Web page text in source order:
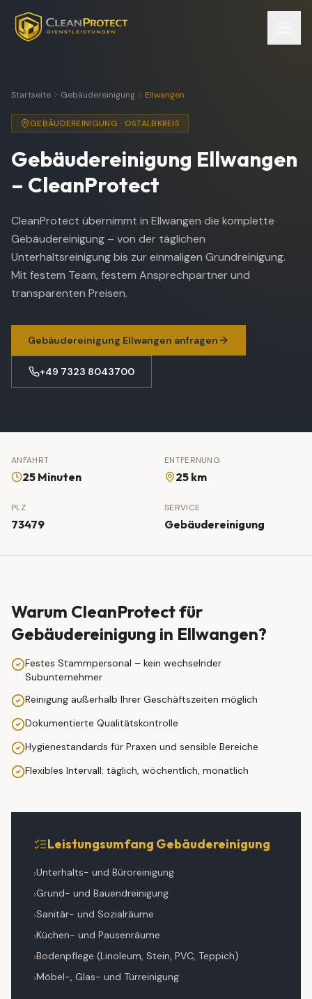
Startseite Gebäudereinigung Ellwangen
GEBÄUDEREINIGUNG · OSTALBKREIS
Gebäudereinigung Ellwangen
– CleanProtect
CleanProtect übernimmt in Ellwangen die komplette
Gebäudereinigung – von der täglichen
Unterhaltsreinigung bis zur einmaligen Grundreinigung.
Mit festem Team, festem Ansprechpartner und
transparenten Preisen.
Gebäudereinigung Ellwangen anfragen
+49 7323 8043700
ANFAHRT
25 Minuten
ENTFERNUNG
25 km
PLZ
73479
SERVICE
Gebäudereinigung
Warum CleanProtect für
Gebäudereinigung in Ellwangen?
Festes Stammpersonal – kein wechselnder
Subunternehmer
Reinigung außerhalb Ihrer Geschäftszeiten möglich
Dokumentierte Qualitätskontrolle
Hygienestandards für Praxen und sensible Bereiche
Flexibles Intervall: täglich, wöchentlich, monatlich
Leistungsumfang Gebäudereinigung
›Unterhalts- und Büroreinigung
›Grund- und Bauendreinigung
›Sanitär- und Sozialräume
›Küchen- und Pausenräume
›Bodenpflege (Linoleum, Stein, PVC, Teppich)
›Möbel-, Glas- und Türreinigung